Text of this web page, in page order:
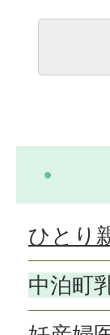
ひとり
中泊町